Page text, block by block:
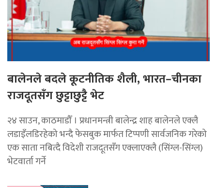
बालेनले बदले कूटनीतिक शैली, भारत–चीनका
राजदूतसँग छुट्टाछुट्टै भेट
२४ साउन, काठमाडौँ । प्रधानमन्त्री बालेन्द्र शाह बालेनले एक्लै
लडाइँलडिरहेको भन्दै फेसबुक मार्फत टिप्पणी सार्वजनिक गरेको
एक साता नबित्दै विदेशी राजदूतसँग एक्लाएक्लै (सिंग्ल-सिंग्ल)
भेटवार्ता गर्ने